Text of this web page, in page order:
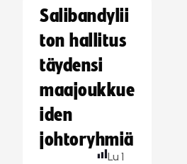
Salibandylii
ton hallitus
täydensi
maajoukkue
iden
johtoryhmiä
Lu 1